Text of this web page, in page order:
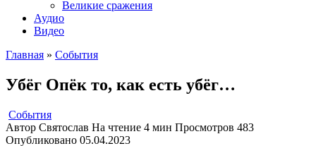
Великие сражения
Аудио
Видео
Главная » События
Убёг Опёк то, как есть убёг…
События
Автор Святослав На чтение 4 мин Просмотров 483
Опубликовано 05.04.2023